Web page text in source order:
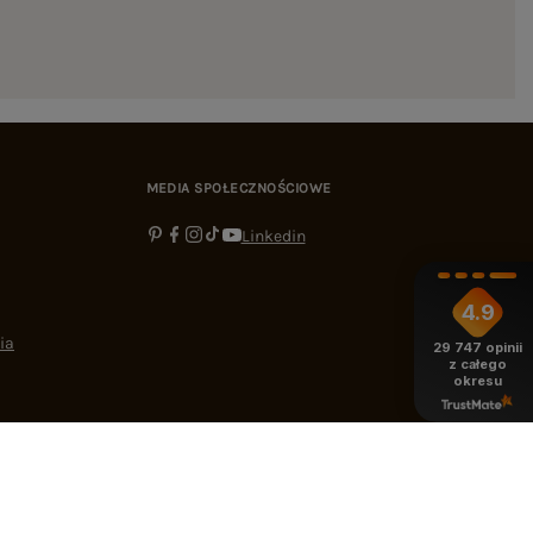
MEDIA SPOŁECZNOŚCIOWE
Linkedin
4.9
29 747 opinii
z całego
okresu